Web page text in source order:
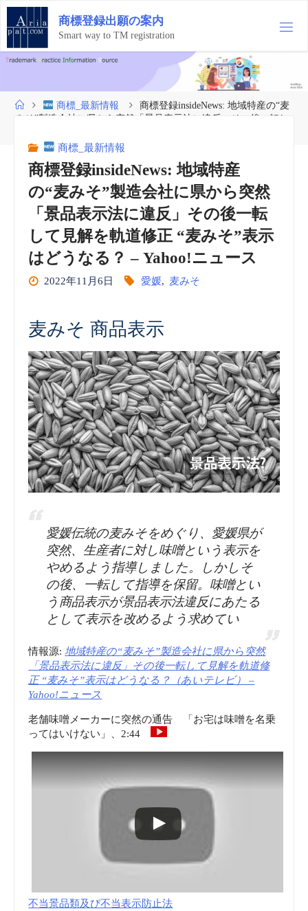
コ
テ
ン
ツ
ス
商標登録出願の案内
Smart way to TM registration
ホ
ー
商標_最新情報
商標登録insideNews: 地域特産の“麦
みそ”製造会社に県から突然「景品表示法に違反」その後一転し
商標_最新情報
商標登録insideNews: 地域特産
の“麦みそ”製造会社に県から突然
「景品表示法に違反」その後一転
して見解を軌道修正 “麦みそ”表示
はどうなる？ – Yahoo!ニュース
2022年11月6日 愛媛, 麦みそ
麦みそ 商品表示
愛媛伝統の麦みそをめぐり、愛媛県が
突然、生産者に対し味噌という表示を
やめるよう指導しました。しかしそ
の後、一転して指導を保留。味噌とい
う商品表示が景品表示法違反にあたる
として表示を改めるよう求めてい
情報源:地域特産の“麦みそ”製造会社に県から突然
「景品表示法に違反」その後一転して見解を軌道修
正 “麦みそ”表示はどうなる？（あいテレビ） –
Yahoo!ニュース
老舗味噌メーカーに突然の通告 「お宅は味噌を名乗
ってはいけない」、2:44
不当景品類及び不当表示防止法